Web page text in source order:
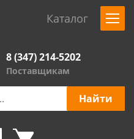
Каталог
8 (347) 214-5202
Поставщикам